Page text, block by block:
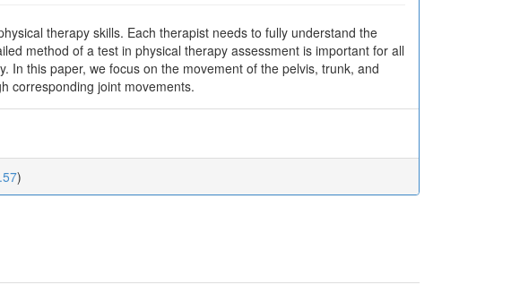
therapy skills. Each therapist needs to fully understand the
method of a test in physical therapy assessment is important for all
In this paper, we focus on the movement of the pelvis, trunk, and
corresponding joint movements.
)